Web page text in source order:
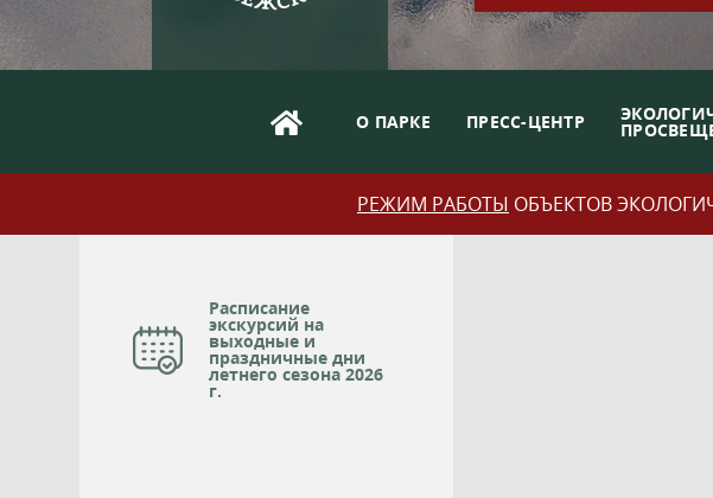
О ПАРКЕ ПРЕСС-ЦЕНТР
РЕЖИМ РАБОТЫ ОБЪЕКТОВ
Расписание
экскурсий на
выходные и
праздничные дни
летнего сезона 2026
г.